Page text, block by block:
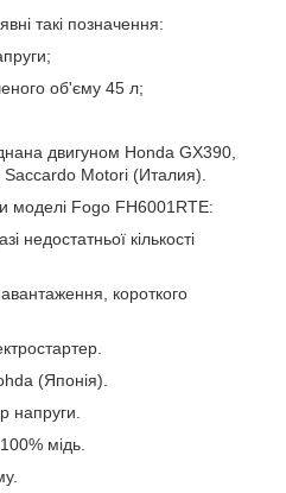
такі позначення:
об'єму 45 л;
двигуном Honda GX390,
Motori (Италия).
моделі Fogo FH6001RTE:
недостатньої кількості
короткого
(Японія).
напруги.
мідь.